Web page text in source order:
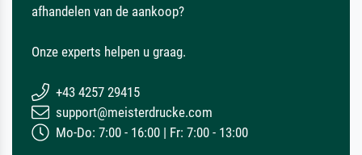
afhandelen van de aankoop?
Onze experts helpen u graag.
+43 4257 29415
support@meisterdrucke.com
Mo-Do: 7:00 - 16:00 | Fr: 7:00 - 13:00